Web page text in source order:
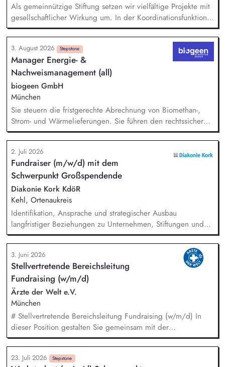
Als gemeinnützige Stiftung setzen wir vielfältige Projekte mit
gesellschaftlicher Wirkung um. In der Koordinationsfunktion
stellst du die Beschaffung von Drittmitteln sicher, sorgst für
die zweckgerechte Verwendung und ermöglichst, dass
Spenden und Fördermittel wirkungsvoll eingesetzt werden. -
Marktsondierung bestehender und geeigneter neuer
Fördermittel - Begleitung unserer Pädagogik bei
Förderanträgen - Sicherstellen von Mittelbeantragung,
Mittelabruf und -verwendung inkl. Dokumentation -
Koordination, Verwaltung, zweckgerechte Zuordnung sowie
Nachweisführung von Spendengeldern - Buchhalterische
Unterstützung u.a. bei Führung und Kontrolle von
Gruppengeldkonten
3. August 2026 Stepstone
Manager Energie- &
Nachweismanagement (all)
biogeen GmbH
München
Sie steuern die fristgerechte Abrechnung von Biomethan-,
Strom- und Wärmelieferungen. Sie führen den rechtssicheren
Nachweis für nachhaltig erzeugtes Biomethan über Systeme
wie Nabisy, SURE sowie das dena-Biomethanregister. Sie
übernehmen das operative Nominierungsmanagement an den
Schnittstellen des Energiemarktes. Sie analysieren komplexe
Datensätze, erstellen aussagekräftige energiewirtschaftliche
Reports und sichern eine hohe Datenqualität für interne
Schnittstellen und Managemententscheidungen.
2. Juli 2026
Fundraiser (m/w/d) mit dem
Schwerpunkt Großspendende
Diakonie Kork KdöR
Kehl, Ortenaukreis
Identifikation, Ansprache und strategischer Ausbau
langfristiger Beziehungen zu Unternehmen, Stiftungen und
vermögenden Privatpersonen. Entwicklung und Umsetzung
individueller Förderstrategien (Major Donor Journeys).
Planung, Organisation und Durchführung von exklusiven
Fundraising-Veranstaltungen. Strategische Beratung und
Begleitung der Geschäftsleitung sowie der Gremien bei
hochrangigen Spenderterminen und der direkten Ansprache.
3. Juni 2026
Stellvertretende Bereichsleitung
Fundraising (w/m/d)
Ärzte der Welt e.V.
München
# Stellvertretende Bereichsleitung Fundraising (w/m/d) In
dieser Position gestalten Sie gemeinsam mit der
Bereichsleitung die strategische Weiterentwicklung des
Fundraisings und übernehmen Führungs- sowie
Steuerungsaufgaben in einem dynamischen Umfeld. Ein
23. Juli 2026 Stepstone